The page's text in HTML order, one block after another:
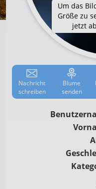
Um das
Größe zu
jetzt
Nachricht
schreiben
Blume
senden